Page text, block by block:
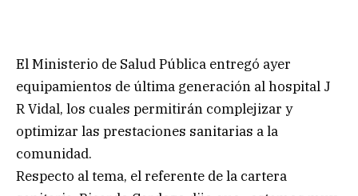
El Ministerio de Salud Pública entregó ayer
equipamientos de última generación al hospital J
R Vidal, los cuales permitirán complejizar y
optimizar las prestaciones sanitarias a la
comunidad.
Respecto al tema, el referente de la cartera